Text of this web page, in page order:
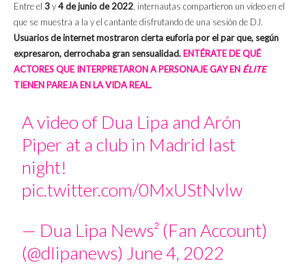
Entre el 3y4 de junio de 2022, internautas compartieron un video en el
que se muestra a la y el cantante disfrutando de una sesión de DJ.
Usuarios de internet mostraron cierta euforia por el par que, según
expresaron, derrochaba gran sensualidad. ENTÉRATE DE QUÉ
ACTORES QUE INTERPRETARON A PERSONAJE GAY EN ÉLITE
TIENEN PAREJA EN LA VIDA REAL.
A video of Dua Lipa and Arón
Piper at a club in Madrid last
night!
pic.twitter.com/0MxUStNvlw
— Dua Lipa News² (Fan Account)
(@dIipanews) June 4, 2022